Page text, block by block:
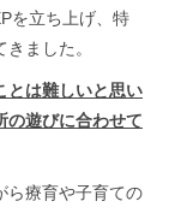
を立ち上げ、特
ました。
とは難しいと思い
の遊びに合わせて
ら療育や子育ての